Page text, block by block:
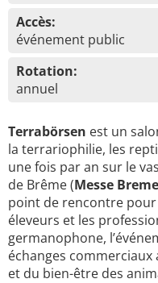
Accès:
événement public
Rotation:
annuel
Terrabörsen est un
la terrariophilie, les
une fois par an sur le
de Brême (Messe
point de rencontre pour
éleveurs et les
germanophone,
échanges commerciaux
et du bien-être des